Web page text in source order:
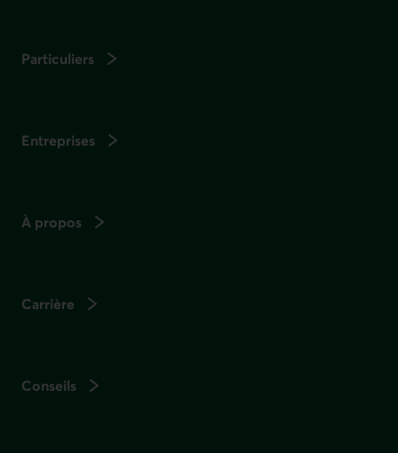
Particuliers
Entreprises
À propos
Carrière
Conseils